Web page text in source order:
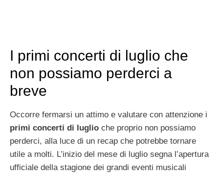
I primi concerti di luglio che
non possiamo perderci a
breve
Occorre fermarsi un attimo e valutare con attenzione i
primi concerti di luglio che proprio non possiamo
perderci, alla luce di un recap che potrebbe tornare
utile a molti. L’inizio del mese di luglio segna l’apertura
ufficiale della stagione dei grandi eventi musicali